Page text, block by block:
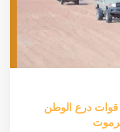
قوات درع الوطن